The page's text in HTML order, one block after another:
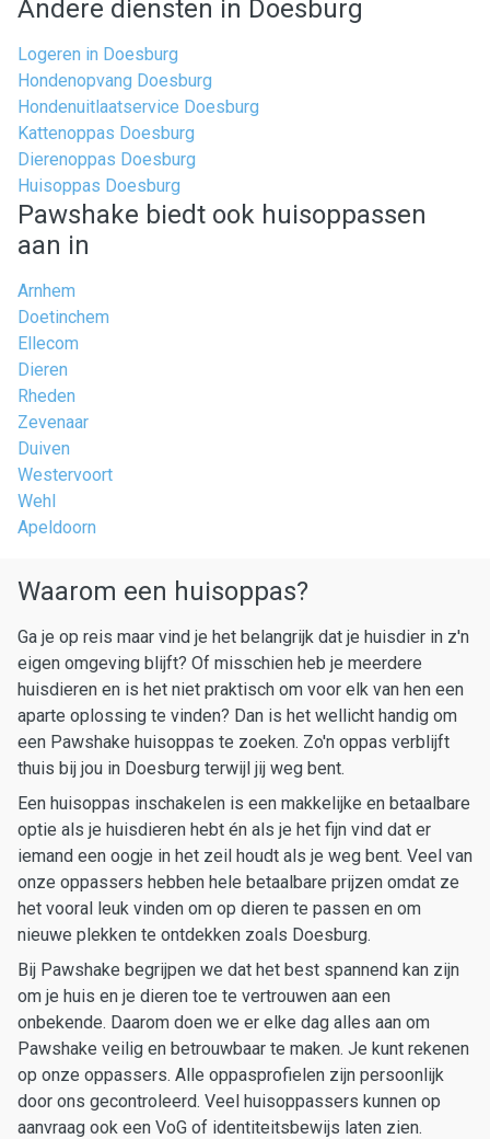
Andere diensten in Doesburg
Logeren in Doesburg
Hondenopvang Doesburg
Hondenuitlaatservice Doesburg
Kattenoppas Doesburg
Dierenoppas Doesburg
Huisoppas Doesburg
Pawshake biedt ook huisoppassen
aan in
Arnhem
Doetinchem
Ellecom
Dieren
Rheden
Zevenaar
Duiven
Westervoort
Wehl
Apeldoorn
Waarom een huisoppas?
Ga je op reis maar vind je het belangrijk dat je huisdier in z'n
eigen omgeving blijft? Of misschien heb je meerdere
huisdieren en is het niet praktisch om voor elk van hen een
aparte oplossing te vinden? Dan is het wellicht handig om
een Pawshake huisoppas te zoeken. Zo'n oppas verblijft
thuis bij jou in Doesburg terwijl jij weg bent.
Een huisoppas inschakelen is een makkelijke en betaalbare
optie als je huisdieren hebt én als je het fijn vind dat er
iemand een oogje in het zeil houdt als je weg bent. Veel van
onze oppassers hebben hele betaalbare prijzen omdat ze
het vooral leuk vinden om op dieren te passen en om
nieuwe plekken te ontdekken zoals Doesburg.
Bij Pawshake begrijpen we dat het best spannend kan zijn
om je huis en je dieren toe te vertrouwen aan een
onbekende. Daarom doen we er elke dag alles aan om
Pawshake veilig en betrouwbaar te maken. Je kunt rekenen
op onze oppassers. Alle oppasprofielen zijn persoonlijk
door ons gecontroleerd. Veel huisoppassers kunnen op
aanvraag ook een VoG of identiteitsbewijs laten zien.